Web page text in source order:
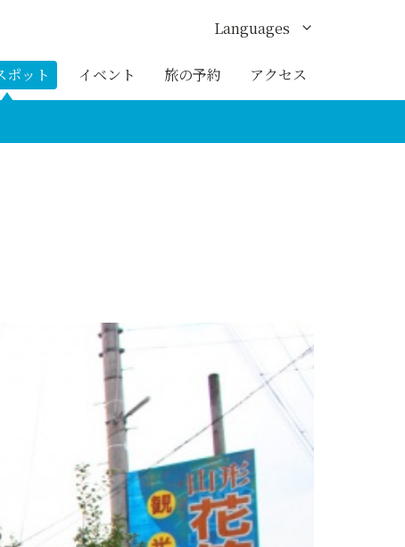
ポット イベント 旅の予約 アクセス
Languages
English